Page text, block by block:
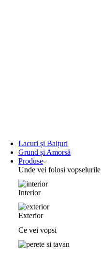
Lacuri și Baițuri
Grund și Amorsă
Produse
Unde vei folosi vopselurile
Interior
Exterior
Ce vei vopsi